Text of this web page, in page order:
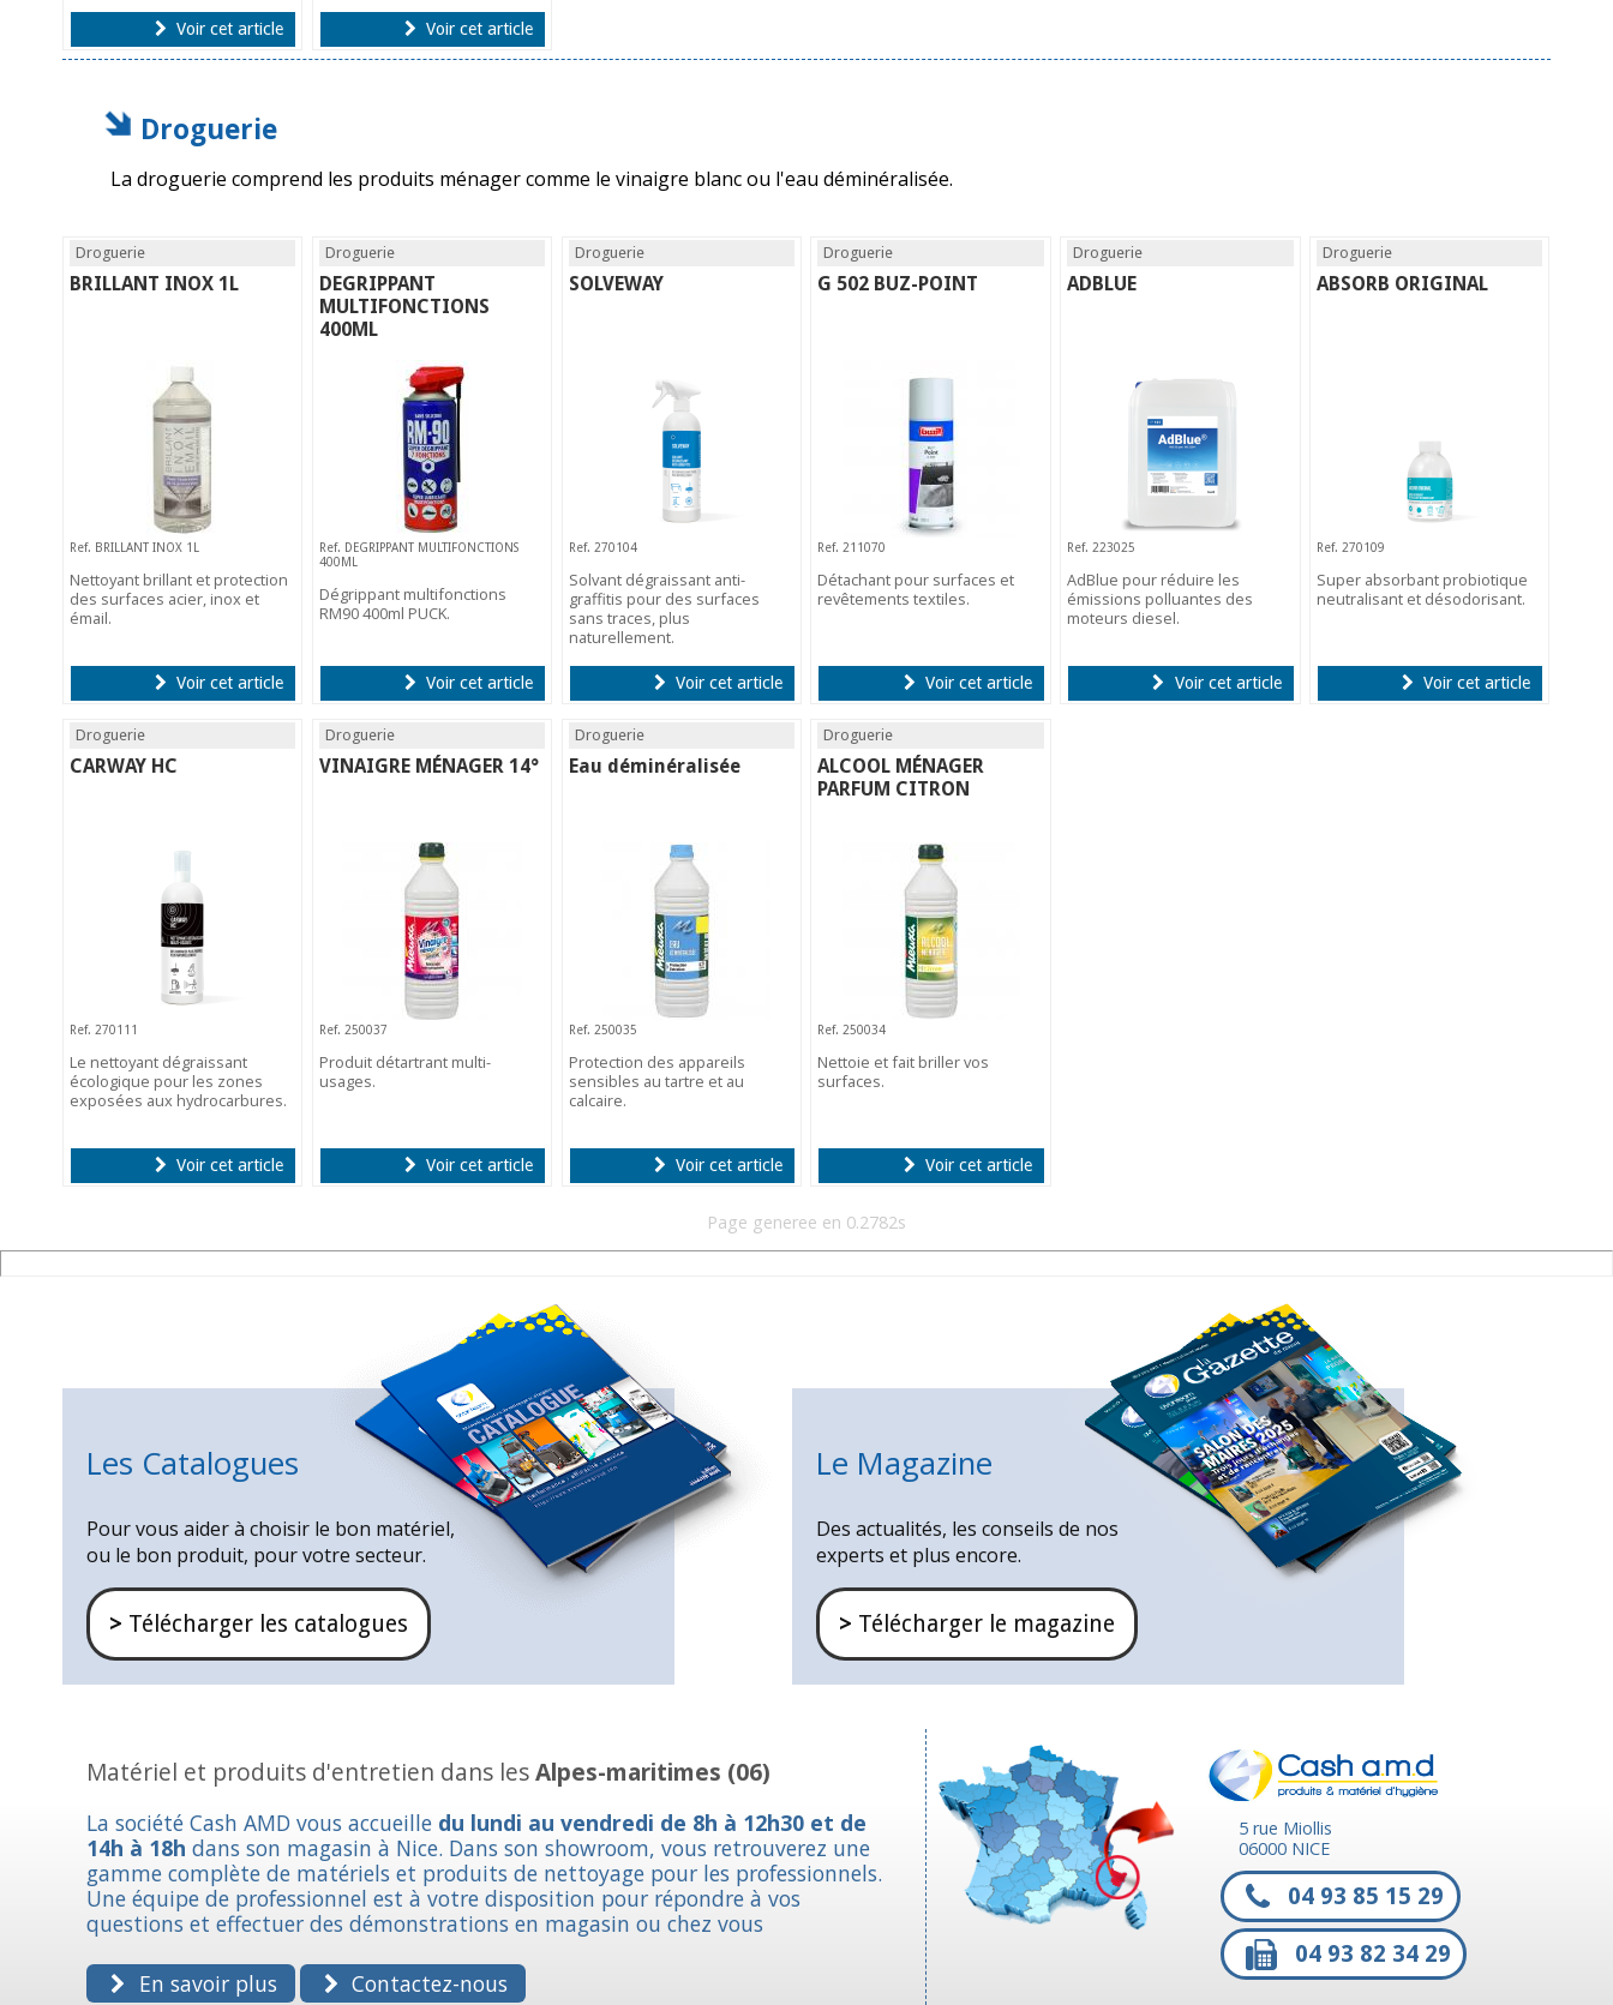
Voir cet article Voir cet article
Droguerie
La droguerie comprend les produits ménager comme le vinaigre blanc ou l'eau déminéralisée.
Droguerie
BRILLANT INOX 1L
Ref. BRILLANT INOX 1L
Nettoyant brillant et protection
des surfaces acier, inox et
émail.
Voir cet article
Droguerie
DEGRIPPANT
MULTIFONCTIONS
400ML
Ref. DEGRIPPANT MULTIFONCTIONS
400ML
Dégrippant multifonctions
RM90 400ml PUCK.
Voir cet article
Droguerie
SOLVEWAY
Ref. 270104
Solvant dégraissant anti-
graffitis pour des surfaces
sans traces, plus
naturellement.
Voir cet article
Droguerie
G 502 BUZ-POINT
Ref. 211070
Détachant pour surfaces et
revêtements textiles.
Voir cet article
Droguerie
ADBLUE
Ref. 223025
AdBlue pour réduire les
émissions polluantes des
moteurs diesel.
Voir cet article
Droguerie
ABSORB ORIGINAL
Ref. 270109
Super absorbant probiotique
neutralisant et désodorisant.
Voir cet article
Droguerie
CARWAY HC
Ref. 270111
Le nettoyant dégraissant
écologique pour les zones
exposées aux hydrocarbures.
Voir cet article
Droguerie
VINAIGRE MÉNAGER 14°
Ref. 250037
Produit détartrant multi-
usages.
Voir cet article
Droguerie
Eau déminéralisée
Ref. 250035
Protection des appareils
sensibles au tartre et au
calcaire.
Voir cet article
Droguerie
ALCOOL MÉNAGER
PARFUM CITRON
Ref. 250034
Nettoie et fait briller vos
surfaces.
Voir cet article
Page generee en 0.2782s
Les Catalogues
Pour vous aider à choisir le bon matériel,
ou le bon produit, pour votre secteur.
> Télécharger les catalogues
Le Magazine
Des actualités, les conseils de nos
experts et plus encore.
> Télécharger le magazine
Matériel et produits d'entretien dans lesAlpes-maritimes (06)
La société Cash AMD vous accueille du lundi au vendredi de 8h à 12h30 et de
14h à 18h dans son magasin à Nice. Dans son showroom, vous retrouverez une
gamme complète de matériels et produits de nettoyage pour les professionnels.
Une équipe de professionnel est à votre disposition pour répondre à vos
questions et effectuer des démonstrations en magasin ou chez vous
En savoir plus Contactez-nous
5 rue Miollis
06000 NICE
04 93 85 15 29
04 93 82 34 29